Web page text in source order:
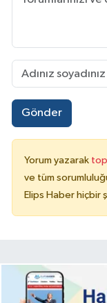
Gönder
Yorum yazarak
ve tüm
Elips Haber hiçbir